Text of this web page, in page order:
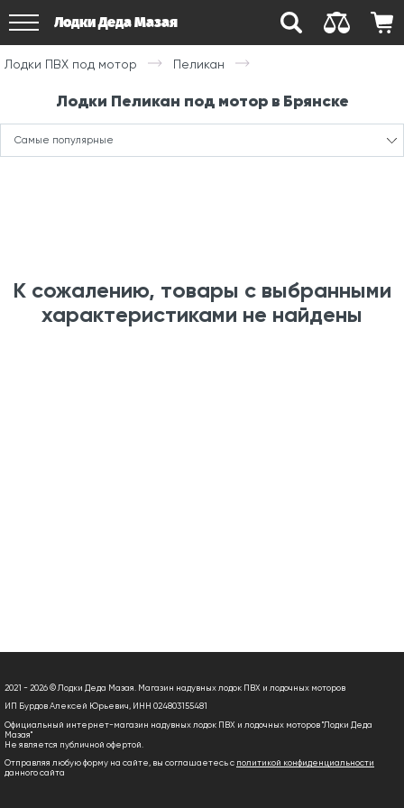
Лодки Деда Мазая
Лодки ПВХ под мотор Пеликан
Лодки Пеликан под мотор в Брянске
Самые популярные
К сожалению, товары с выбранными
характеристиками не найдены
2021 - 2026 © Лодки Деда Мазая. Магазин надувных лодок ПВХ и лодочных моторов
ИП Бурдов Алексей Юрьевич, ИНН 024803155481
Официальный интернет-магазин надувных лодок ПВХ и лодочных моторов "Лодки Деда
Мазая"
Не является публичной офертой.
Отправляя любую форму на сайте, вы соглашаетесь с политикой конфиденциальности
данного сайта